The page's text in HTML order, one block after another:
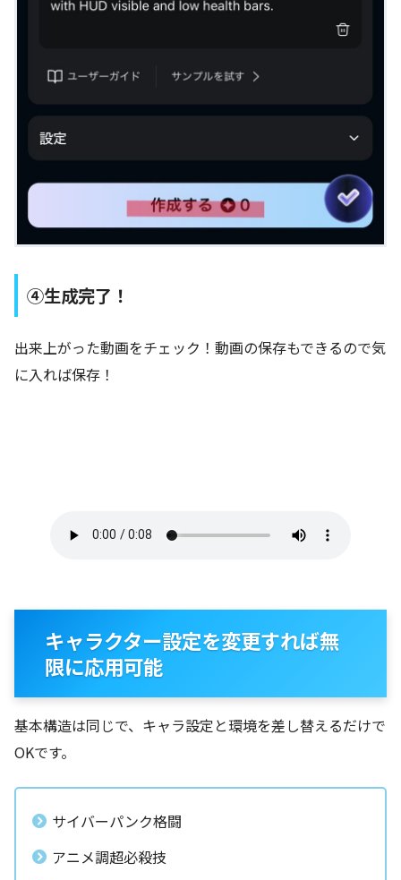
④生成完了！
出来上がった動画をチェック！動画の保存もできるので気
に入れば保存！
キャラクター設定を変更すれば無
限に応用可能
基本構造は同じで、キャラ設定と環境を差し替えるだけで
OKです。
サイバーパンク格闘
アニメ調超必殺技